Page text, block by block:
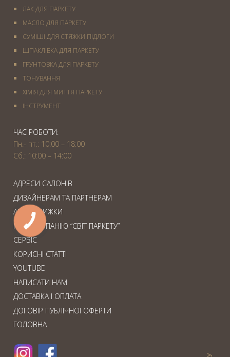
ЛАК ДЛЯ ПАРКЕТУ
МАСЛО ДЛЯ ПАРКЕТУ
СУМІШІ ДЛЯ СТЯЖКИ ПІДЛОГИ
ШПАКЛІВКА ДЛЯ ПАРКЕТУ
ГРУНТОВКА ДЛЯ ПАРКЕТУ
ТОНУВАННЯ
ХІМІЯ ДЛЯ МИТТЯ ПАРКЕТУ
IНСТРУМЕНТ
ЧАС РОБОТИ:
Пн.- пт.: 10:00 – 18:00
Сб.: 10:00 – 14:00
АДРЕСИ САЛОНІВ
ДИЗАЙНЕРАМ ТА ПАРТНЕРАМ
АКЦІЇ. ЗНИЖКИ
ПРО КОМПАНІЮ “СВІТ ПАРКЕТУ”
СЕРВІС
КОРИСНІ СТАТТІ
YOUTUBE
НАПИСАТИ НАМ
ДОСТАВКА І ОПЛАТА
ДОГОВІР ПУБЛІЧНОЇ ОФЕРТИ
ГОЛОВНА